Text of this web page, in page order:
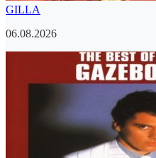
GILLA
06.08.2026